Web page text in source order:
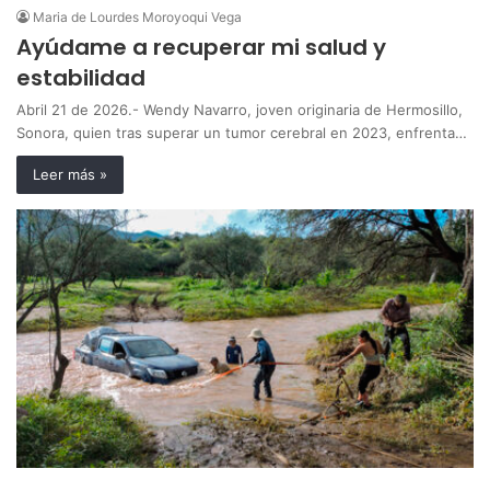
Maria de Lourdes Moroyoqui Vega
Ayúdame a recuperar mi salud y
estabilidad
Abril 21 de 2026.- Wendy Navarro, joven originaria de Hermosillo,
Sonora, quien tras superar un tumor cerebral en 2023, enfrenta…
Leer más »